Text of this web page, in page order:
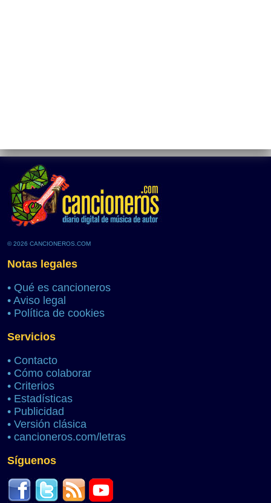
© 2026 CANCIONEROS.COM
Notas legales
• Qué es cancioneros
• Aviso legal
• Política de cookies
Servicios
• Contacto
• Cómo colaborar
• Criterios
• Estadísticas
• Publicidad
• Versión clásica
• cancioneros.com/letras
Síguenos